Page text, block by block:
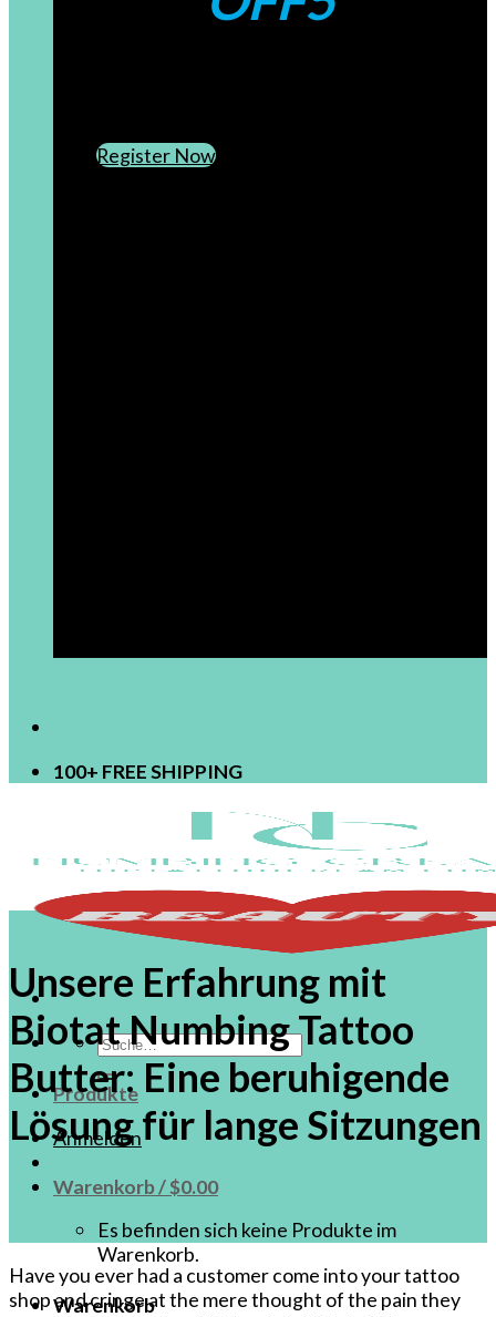
Register Now
100+ FREE SHIPPING
Suche
nach:
Produkte
Anmelden
Warenkorb /$0.00
Es befinden sich keine Produkte im
Warenkorb.
Warenkorb
Unsere Erfahrung mit
Biotat Numbing Tattoo
Butter: Eine beruhigende
Lösung für lange Sitzungen
Have you ever had a customer come into your tattoo
shop and‍ cringe at the mere thought of the pain they